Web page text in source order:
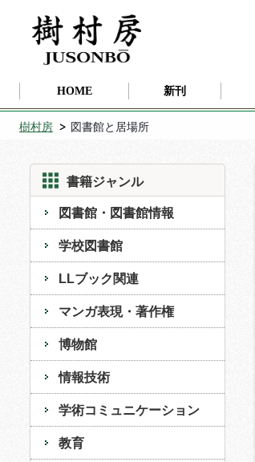
HOME 新刊
樹村房 図書館と居場所
書籍ジャンル
図書館・図書館情報
学校図書館
LLブック関連
マンガ表現・著作権
博物館
情報技術
学術コミュニケーション
教育